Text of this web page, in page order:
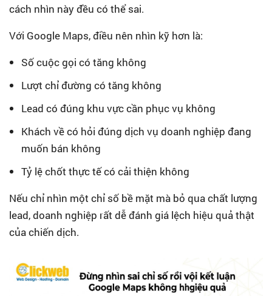
cách nhìn này đều có thể sai.
Với Google Maps, điều nên nhìn kỹ hơn là:
Số cuộc gọi có tăng không
Lượt chỉ đường có tăng không
Lead có đúng khu vực cần phục vụ không
Khách về có hỏi đúng dịch vụ doanh nghiệp đang
muốn bán không
Tỷ lệ chốt thực tế có cải thiện không
Nếu chỉ nhìn một chỉ số bề mặt mà bỏ qua chất lượng
lead, doanh nghiệp rất dễ đánh giá lệch hiệu quả thật
của chiến dịch.